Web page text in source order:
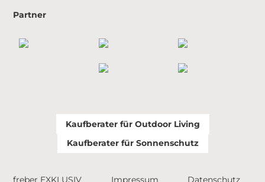
Partner
Kaufberater für Outdoor Living
Kaufberater für Sonnenschutz
freber EXKLUSIV Impressum Datenschutz